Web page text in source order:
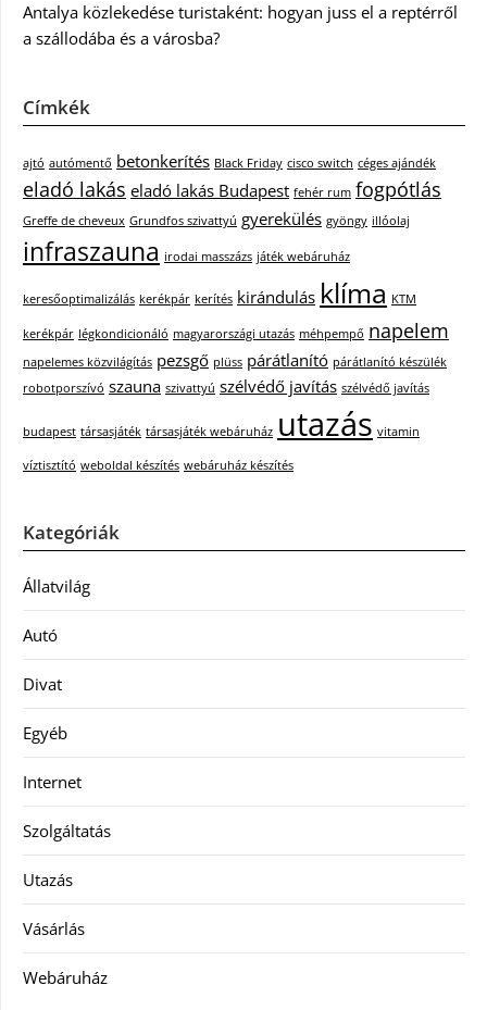
Antalya közlekedése turistaként: hogyan juss el a reptérről
a szállodába és a városba?
Címkék
ajtó autómentő betonkerítés Black Friday cisco switch céges ajándék
eladó lakás eladó lakás Budapest fehér rum fogpótlás
Greffe de cheveux Grundfos szivattyú gyerekülés gyöngy illóolaj
infraszauna irodai masszázs játék webáruház
keresőoptimalizálás kerékpár kerítés kirándulás klíma KTM
kerékpár légkondicionáló magyarországi utazás méhpempő napelem
napelemes közvilágítás pezsgő plüss párátlanító párátlanító készülék
robotporszívó szauna szivattyú szélvédő javítás szélvédő javítás
budapest társasjáték társasjáték webáruház utazás vitamin
víztisztító weboldal készítés webáruház készítés
Kategóriák
Állatvilág
Autó
Divat
Egyéb
Internet
Szolgáltatás
Utazás
Vásárlás
Webáruház